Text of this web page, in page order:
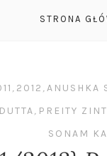
STRONA
, 2012 ,ANUSHKA
, PREITY
SONAM